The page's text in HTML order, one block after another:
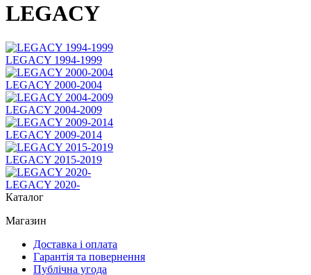
LEGACY
LEGACY 1994-1999
LEGACY 2000-2004
LEGACY 2004-2009
LEGACY 2009-2014
LEGACY 2015-2019
LEGACY 2020-
Каталог
Магазин
Доставка і оплата
Гарантія та повернення
Публічна угода